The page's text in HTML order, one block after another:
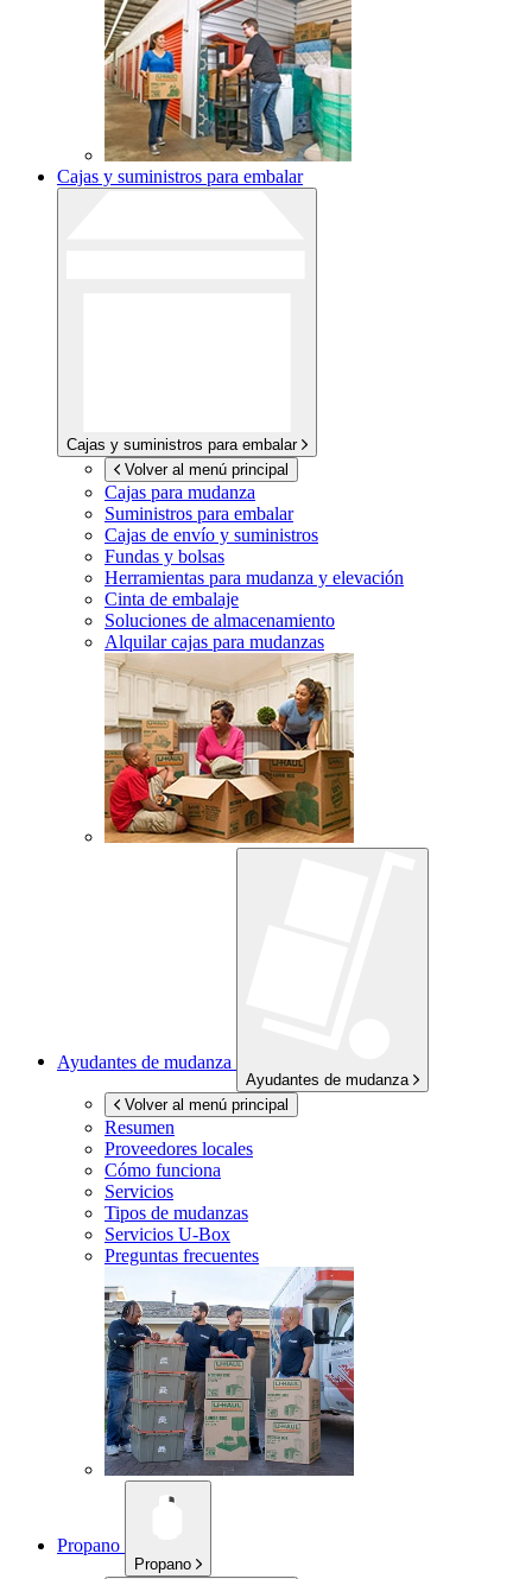
Cajas y suministros para embalar
Cajas y suministros para embalar
Volver al menú principal
Cajas para mudanza
Suministros para embalar
Cajas de envío y suministros
Fundas y bolsas
Herramientas para mudanza y elevación
Cinta de embalaje
Soluciones de almacenamiento
Alquilar cajas para mudanzas
Ayudantes de mudanza
Ayudantes de mudanza
Volver al menú principal
Resumen
Proveedores locales
Cómo funciona
Servicios
Tipos de mudanzas
Servicios U-Box
Preguntas frecuentes
Propano
Propano